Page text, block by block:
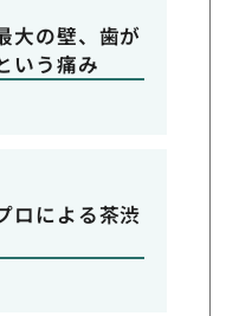
大の壁、歯が
いう痛み
ロによる茶渋